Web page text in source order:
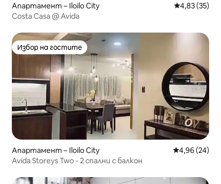
Апартамент – Iloilo City Средна
4,83 (35)
Costa Casa @ Avida
Избор на гостите
Избор на гостите
Апартамент – Iloilo City Средна
4,96 (24)
Avida Storeys Two - 2 спални с балкон